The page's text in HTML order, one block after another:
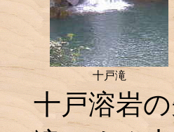
十戸滝
十戸溶岩